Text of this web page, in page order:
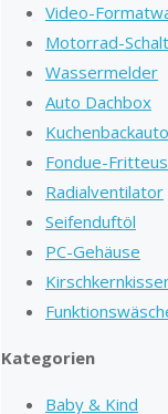
Video-
Motorrad-
Wassermelder
Auto Dachbox
Fondue-
Radialventilator
Seifenduftöl
PC-Gehäuse
Kategorien
Baby & Kind